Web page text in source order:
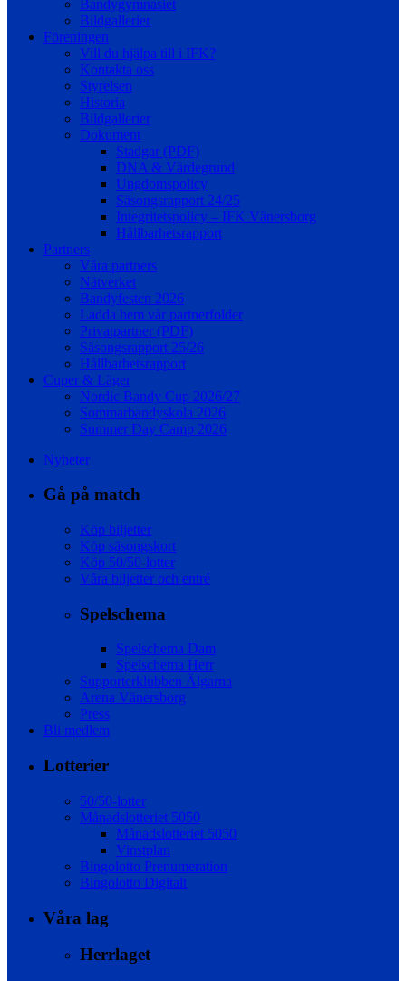
Bandygymnasiet
Bildgallerier
Föreningen
Vill du hjälpa till i IFK?
Kontakta oss
Styrelsen
Historia
Bildgallerier
Dokument
Stadgar (PDF)
DNA & Värdegrund
Ungdomspolicy
Säsongsrapport 24/25
Integritetspolicy – IFK Vänersborg
Hållbarhetsrapport
Partners
Våra partners
Nätverket
Bandyfesten 2026
Ladda hem vår partnerfolder
Privatpartner (PDF)
Säsongsrapport 25/26
Hållbarhetsrapport
Cuper & Läger
Nordic Bandy Cup 2026/27
Sommarbandyskola 2026
Summer Day Camp 2026
Nyheter
Gå på match
Köp biljetter
Köp säsongskort
Köp 50/50-lotter
Våra biljetter och entré
Spelschema
Spelschema Dam
Spelschema Herr
Supporterklubben Älgarna
Arena Vänersborg
Press
Bli medlem
Lotterier
50/50-lotter
Månadslotteriet 5050
Månadslotteriet 5050
Vinstplan
Bingolotto Prenumeration
Bingolotto Digitalt
Våra lag
Herrlaget